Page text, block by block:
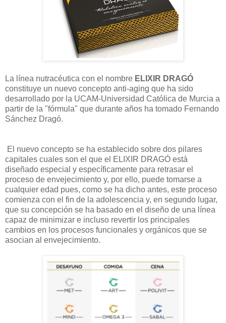
La línea nutracéutica con el nombre ELIXIR DRAGÓ
constituye un nuevo concepto anti-aging que ha sido
desarrollado por la UCAM-Universidad Católica de Murcia a
partir de la "fórmula" que durante años ha tomado Fernando
Sánchez Dragó.
El nuevo concepto se ha establecido sobre dos pilares
capitales cuales son el que el ELIXIR DRAGÓ está
diseñado especial y específicamente para retrasar el
proceso de envejecimiento y, por ello, puede tomarse a
cualquier edad pues, como se ha dicho antes, este proceso
comienza con el fin de la adolescencia y, en segundo lugar,
que su concepción se ha basado en el diseño de una línea
capaz de minimizar e incluso revertir los principales
cambios en los procesos funcionales y orgánicos que se
asocian al envejecimiento.